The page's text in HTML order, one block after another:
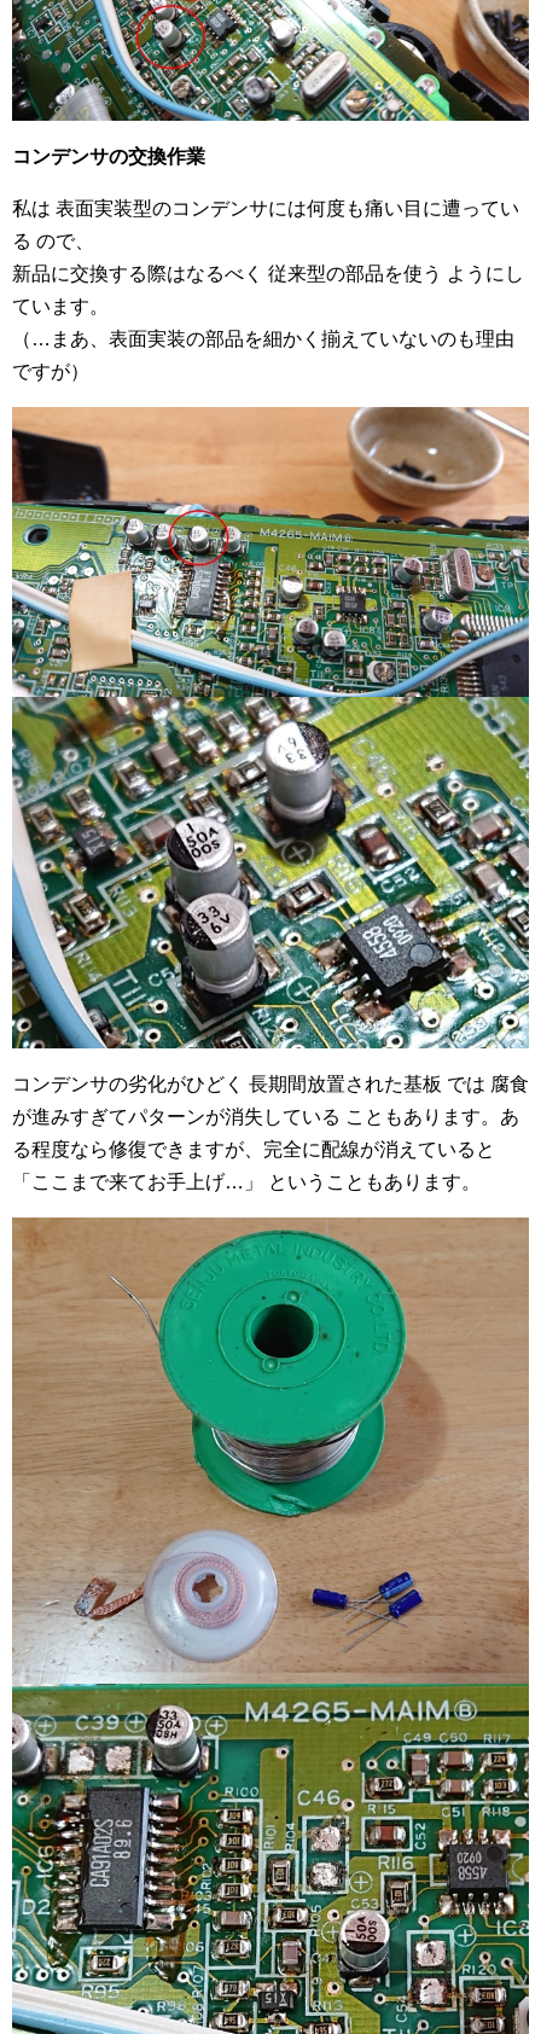
コンデンサの交換作業
私は 表面実装型のコンデンサには何度も痛い目に遭ってい
る ので、
新品に交換する際はなるべく 従来型の部品を使う ようにし
ています。
（…まあ、表面実装の部品を細かく揃えていないのも理由
ですが）
コンデンサの劣化がひどく 長期間放置された基板 では 腐食
が進みすぎてパターンが消失している こともあります。あ
る程度なら修復できますが、完全に配線が消えていると
「ここまで来てお手上げ…」 ということもあります。